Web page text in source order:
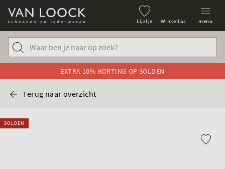
Lijstje Winkeltas menu
EXTRA 10% KORTING OP SOLDEN
Terug naar overzicht
SOLDEN